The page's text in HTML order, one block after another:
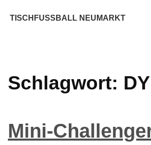
TISCHFUSSBALL NEUMARKT
Schlagwort:
Mini-